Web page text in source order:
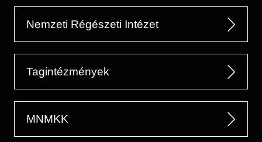
Nemzeti Régészeti Intézet
Tagintézmények
MNMKK